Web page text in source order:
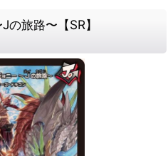
旅路〜【SR】